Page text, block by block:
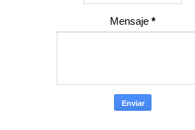
Mensaje *